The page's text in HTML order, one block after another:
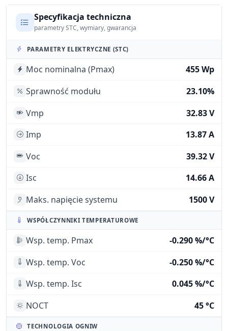
Specyfikacja techniczna
parametry STC, wymiary, gwarancja
PARAMETRY ELEKTRYCZNE (STC)
Moc nominalna (Pmax)
455 Wp
Sprawność modułu
23.10%
Vmp
32.83 V
Imp
13.87 A
Voc
39.32 V
Isc
14.66 A
Maks. napięcie systemu
1500 V
WSPÓŁCZYNNIKI TEMPERATUROWE
Wsp. temp. Pmax
-0.290 %/°C
Wsp. temp. Voc
-0.250 %/°C
Wsp. temp. Isc
0.045 %/°C
NOCT
45 °C
TECHNOLOGIA OGNIW